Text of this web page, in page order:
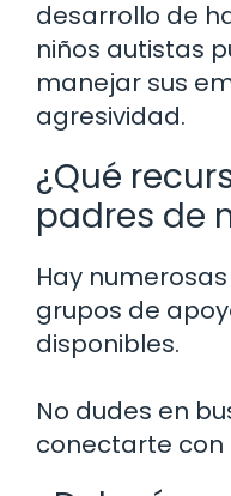
desarrollo de
niños autistas
manejar sus
agresividad.
¿Qué
padres de
Hay
grupos de
disponibles.
No dudes en
conectarte con